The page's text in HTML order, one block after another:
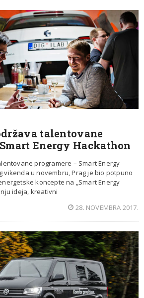
talentovane
Energy Hackathon
programere – Smart Energy
vikenda u novembru, Prag je bio potpuno
koncepte na „Smart Energy
ideja, kreativni
28. NOVEMBRA 2017.